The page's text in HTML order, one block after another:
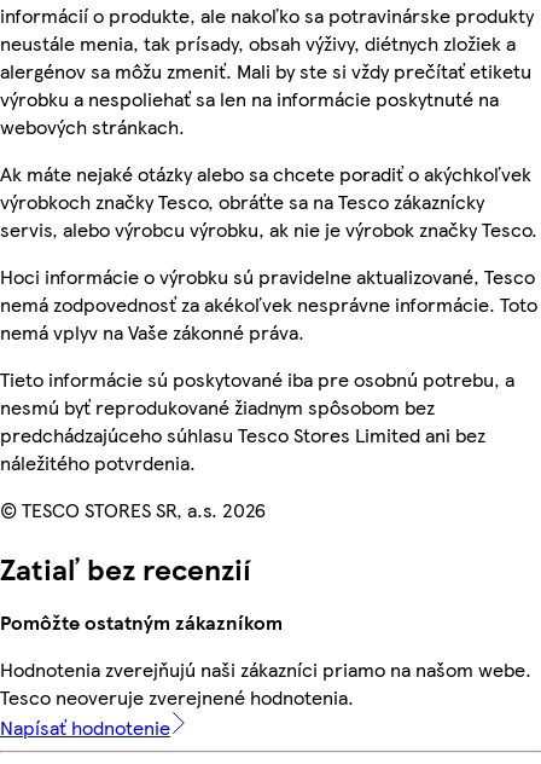
informácií o produkte, ale nakoľko sa potravinárske produkty
neustále menia, tak prísady, obsah výživy, diétnych zložiek a
alergénov sa môžu zmeniť. Mali by ste si vždy prečítať etiketu
výrobku a nespoliehať sa len na informácie poskytnuté na
webových stránkach.
Ak máte nejaké otázky alebo sa chcete poradiť o akýchkoľvek
výrobkoch značky Tesco, obráťte sa na Tesco zákaznícky
servis, alebo výrobcu výrobku, ak nie je výrobok značky Tesco.
Hoci informácie o výrobku sú pravidelne aktualizované, Tesco
nemá zodpovednosť za akékoľvek nesprávne informácie. Toto
nemá vplyv na Vaše zákonné práva.
Tieto informácie sú poskytované iba pre osobnú potrebu, a
nesmú byť reprodukované žiadnym spôsobom bez
predchádzajúceho súhlasu Tesco Stores Limited ani bez
náležitého potvrdenia.
© TESCO STORES SR, a.s. 2026
Zatiaľ bez recenzií
Pomôžte ostatným zákazníkom
Hodnotenia zverejňujú naši zákazníci priamo na našom webe.
Tesco neoveruje zverejnené hodnotenia.
Napísať hodnotenie